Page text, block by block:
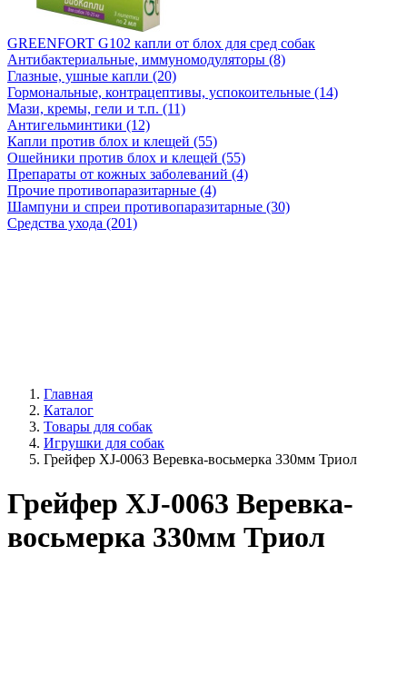
GREENFORT G102 капли от блох для сред собак
Антибактериальные, иммуномодуляторы (8)
Глазные, ушные капли (20)
Гормональные, контрацептивы, успокоительные (14)
Мази, кремы, гели и т.п. (11)
Антигельминтики (12)
Капли против блох и клещей (55)
Ошейники против блох и клещей (55)
Препараты от кожных заболеваний (4)
Прочие противопаразитарные (4)
Шампуни и спреи противопаразитарные (30)
Средства ухода (201)
Главная
Каталог
Товары для собак
Игрушки для собак
Грейфер XJ-0063 Веревка-восьмерка 330мм Триол
Грейфер XJ-0063 Веревка-
восьмерка 330мм Триол